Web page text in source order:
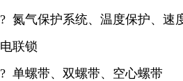
? 氮气保护系统、温度保护、速
电联锁
? 单螺带、双螺带、空心螺带